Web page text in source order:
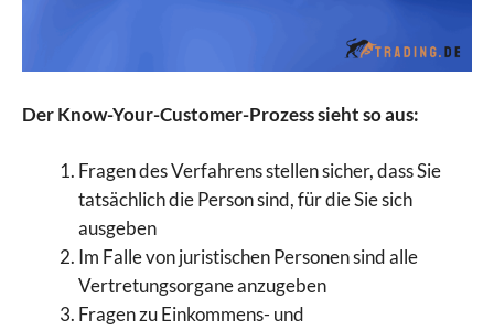
Der Know-Your-Customer-Prozess sieht so aus:
Fragen des Verfahrens stellen sicher, dass Sie
tatsächlich die Person sind, für die Sie sich
ausgeben
Im Falle von juristischen Personen sind alle
Vertretungsorgane anzugeben
Fragen zu Einkommens- und